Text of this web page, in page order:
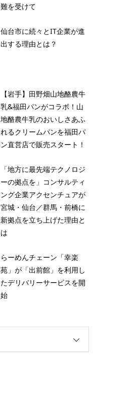
難を受けて
仙台市に続々とIT企業が進
出する理由とは？
【岩手】田野畑山地酪農牛
乳&福田パンがコラボ！山
地酪農牛乳のおいしさあふ
れるクリームパンを福田パ
ン直営店で販売スタート！
「地方に最先端テクノロジ
ーの拠点を」コンサルティ
ング企業アクセンチュアが
宮城・仙台／群馬・前橋に
新拠点を立ち上げた理由と
は
らーめんチェーン「幸楽
苑」が「出前館」を利用し
たデリバリーサービスを開
始